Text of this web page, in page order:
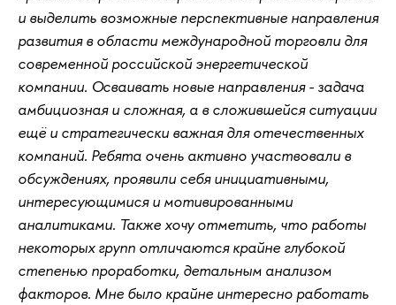
и выделить возможные перспективные направления
развития в области международной торговли для
современной российской энергетической
компании. Осваивать новые направления - задача
амбициозная и сложная, а в сложившейся ситуации
ещё и стратегически важная для отечественных
компаний. Ребята очень активно участвовали в
обсуждениях, проявили себя инициативными,
интересующимися и мотивированными
аналитиками. Также хочу отметить, что работы
некоторых групп отличаются крайне глубокой
степенью проработки, детальным анализом
факторов. Мне было крайне интересно работать